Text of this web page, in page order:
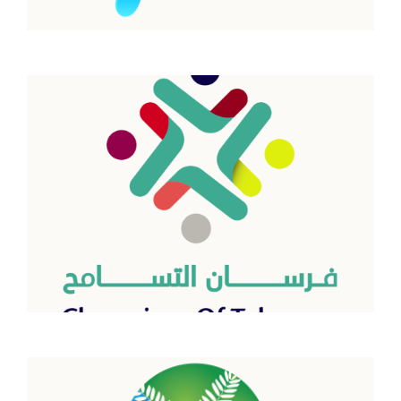
أندية التسامح
اقرأ المزيد